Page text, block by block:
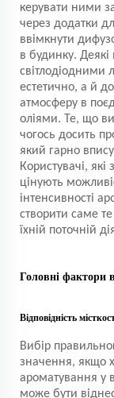
керувати ними
через додатки
ввімкнути
в будинку.
світлодіодними
естетично, а й
атмосферу в
оліями. Те, що
чогось досить
який гарно
Користувачі,
цінують
інтенсивності
створити саме
їхній поточній
Головні фактори
Відповідність
Вибір
значення, якщо
ароматування у
може бути